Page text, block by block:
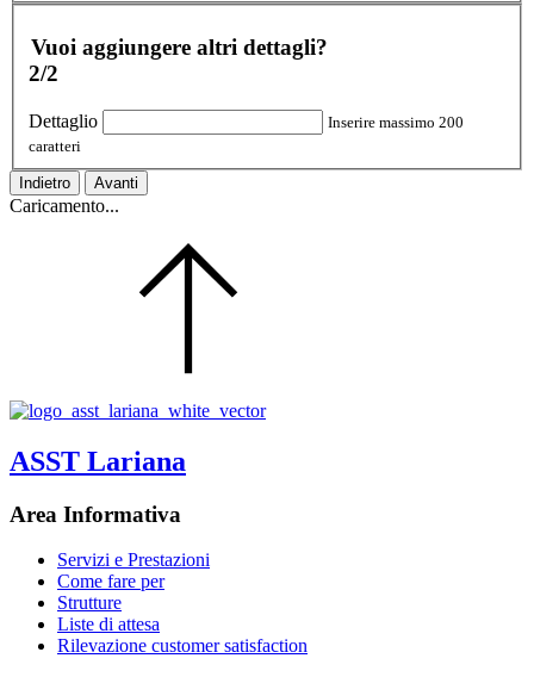
Vuoi aggiungere altri dettagli?
2/2
Dettaglio
Inserire massimo 200
caratteri
Indietro Avanti
Caricamento...
ASST Lariana
Area Informativa
Servizi e Prestazioni
Come fare per
Strutture
Liste di attesa
Rilevazione customer satisfaction